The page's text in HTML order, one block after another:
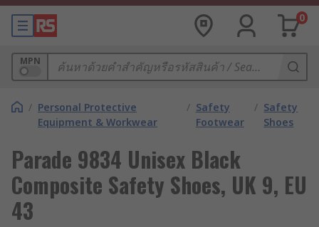
0
MPN
/ Personal Protective
Equipment & Workwear
/ Safety
Footwear
/ Safety
Shoes
Parade 9834 Unisex Black
Composite Safety Shoes, UK 9, EU
43